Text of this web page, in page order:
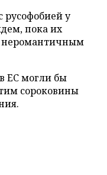
русофобией у
пока их
неромантичным
ЕС могли бы
сороковины